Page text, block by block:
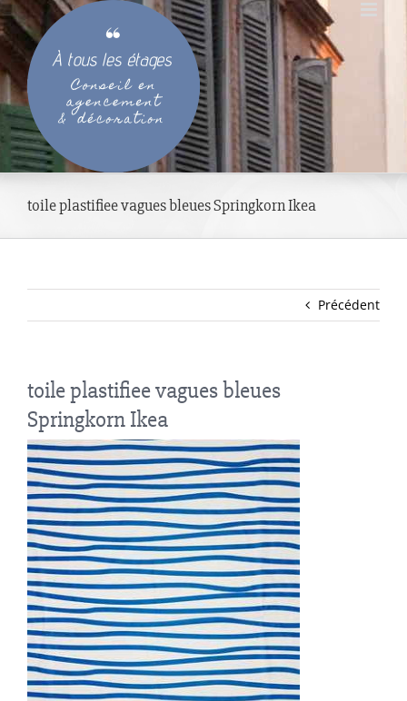
Passer
au
contenu
toile plastifiee vagues bleues Springkorn Ikea
Précédent
toile plastifiee vagues bleues
Springkorn Ikea